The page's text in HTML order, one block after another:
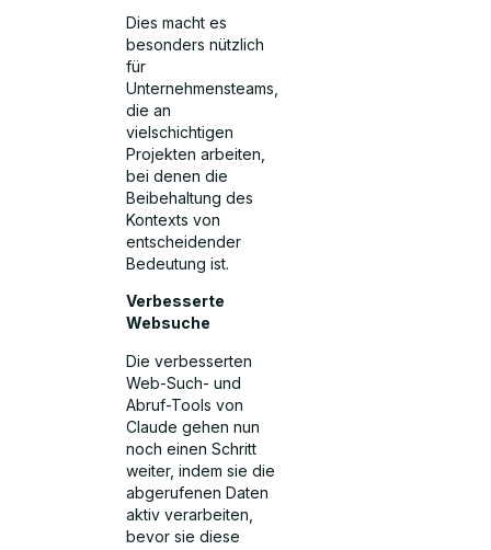
Dies macht es
besonders nützlich
für
Unternehmensteams,
die an
vielschichtigen
Projekten arbeiten,
bei denen die
Beibehaltung des
Kontexts von
entscheidender
Bedeutung ist.
Verbesserte
Websuche
Die verbesserten
Web-Such- und
Abruf-Tools von
Claude gehen nun
noch einen Schritt
weiter, indem sie die
abgerufenen Daten
aktiv verarbeiten,
bevor sie diese